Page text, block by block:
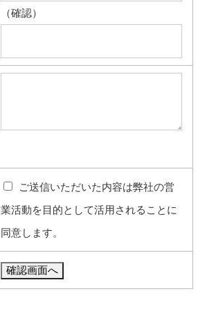
（確認）
ご送信いただいた内容は弊社の営
業活動を目的として活用されることに
同意します。